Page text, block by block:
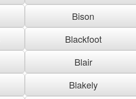
Bison
Blackfoot
Blair
Blakely